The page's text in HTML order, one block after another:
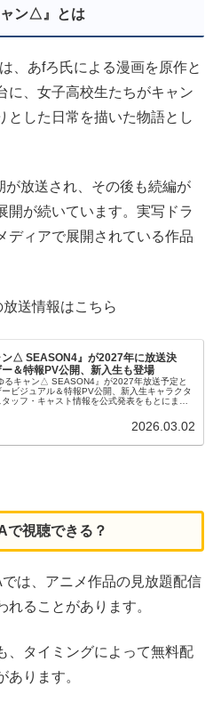
ャン△』とは
は、あfろ氏による漫画を原作と
に、女子高校生たちがキャン
とした日常を描いた物語とし
放送され、その後も続編が
開が続いています。実写ドラ
ディアで展開されている作品
送情報はこちら
ン△ SEASON4』が2027年に放送決
＆特報PV公開、新入生も登場
るキャン△ SEASON4』が2027年放送予定と
ビジュアル＆特報PV公開、新入生キャラクタ
ッフ・キャスト情報を公式発表をもとにまと
2026.03.02
で視聴できる？
は、アニメ作品の見放題配信
ることがあります。
、タイミングによって無料配
ります。